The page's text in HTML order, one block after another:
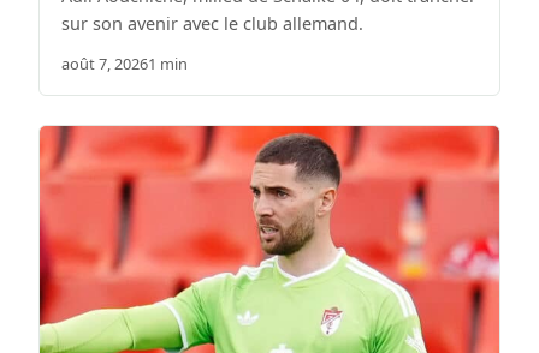
sur son avenir avec le club allemand.
août 7, 20261 min